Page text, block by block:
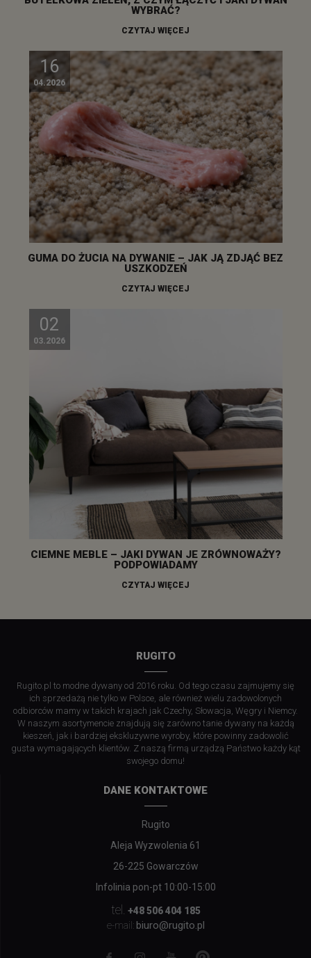
WYBRAĆ?
CZYTAJ WIĘCEJ
16
04.2026
GUMA DO ŻUCIA NA DYWANIE – JAK JĄ ZDJĄĆ BEZ
USZKODZEŃ
CZYTAJ WIĘCEJ
02
03.2026
CIEMNE MEBLE – JAKI DYWAN JE ZRÓWNOWAŻY?
PODPOWIADAMY
CZYTAJ WIĘCEJ
RUGITO
Rugito.pl to modne dywany od 2016 roku. Od tego czasu zajmujemy się
ich sprzedażą nie tylko w Polsce, ale również wielu zadowolonych
odbiorców mamy w takich krajach jak Czechy, Słowacja, Węgry i Niemcy.
W naszym asortymencie znajdują się zarówno tanie dywany na każdą
kieszeń, jak i bardziej ekskluzywne wyroby, które powinny zadowolić
gusta wymagających klientów. Z naszą firmą urządzą Państwo każdy kąt
swojego domu!
DANE KONTAKTOWE
Rugito
Aleja Wyzwolenia 61
26-225 Gowarczów
Infolinia pon-pt 10:00-15:00
tel. +48 506 404 185
e-mail: biuro@rugito.pl